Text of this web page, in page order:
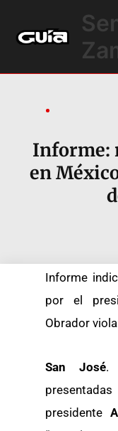
contenido
Informe:
en
Informe
por el
Obrador
San José.
presidente